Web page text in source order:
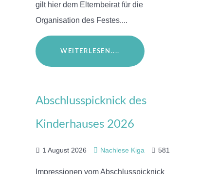
gilt hier dem Elternbeirat für die
Organisation des Festes....
WEITERLESEN....
Abschlusspicknick des
Kinderhauses 2026
1 August 2026 Nachlese Kiga 581
Impressionen vom Abschlusspicknick